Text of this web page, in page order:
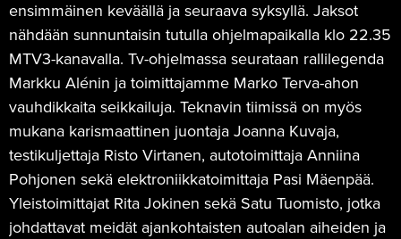
ensimmäinen keväällä ja seuraava syksyllä. Jaksot
nähdään sunnuntaisin tutulla ohjelmapaikalla klo 22.35
MTV3-kanavalla. Tv-ohjelmassa seurataan rallilegenda
Markku Alénin ja toimittajamme Marko Terva-ahon
vauhdikkaita seikkailuja. Teknavin tiimissä on myös
mukana karismaattinen juontaja Joanna Kuvaja,
testikuljettaja Risto Virtanen, autotoimittaja Anniina
Pohjonen sekä elektroniikkatoimittaja Pasi Mäenpää.
Yleistoimittajat Rita Jokinen sekä Satu Tuomisto, jotka
johdattavat meidät ajankohtaisten autoalan aiheiden ja